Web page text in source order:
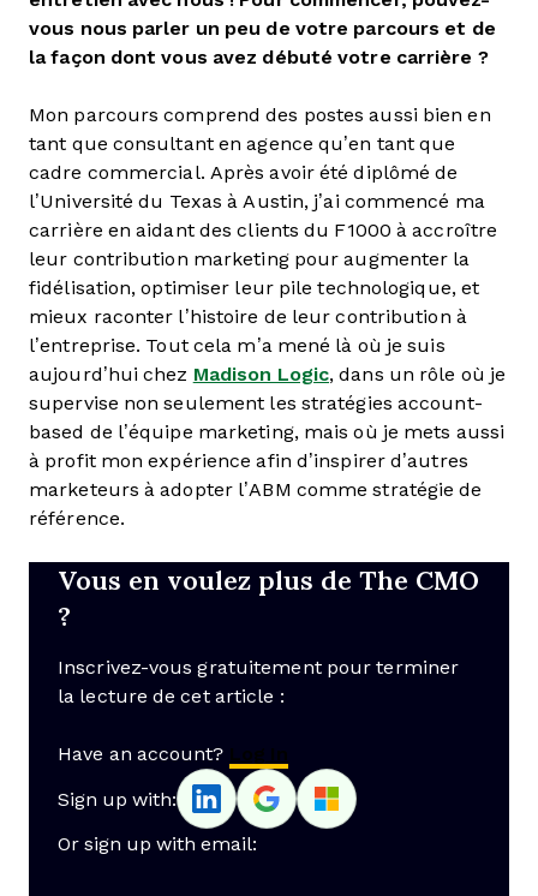
vous nous parler un peu de votre parcours et de
la façon dont vous avez débuté votre carrière ?
Mon parcours comprend des postes aussi bien en
tant que consultant en agence qu’en tant que
cadre commercial. Après avoir été diplômé de
l’Université du Texas à Austin, j’ai commencé ma
carrière en aidant des clients du F1000 à accroître
leur contribution marketing pour augmenter la
fidélisation, optimiser leur pile technologique, et
mieux raconter l’histoire de leur contribution à
l’entreprise. Tout cela m’a mené là où je suis
aujourd’hui chez Madison Logic, dans un rôle où je
supervise non seulement les stratégies account-
based de l’équipe marketing, mais où je mets aussi
à profit mon expérience afin d’inspirer d’autres
marketeurs à adopter l’ABM comme stratégie de
référence.
Vous en voulez plus de The CMO
?
Inscrivez-vous gratuitement pour terminer
la lecture de cet article :
Have an account? Log In
Sign up with:
Or sign up with email: